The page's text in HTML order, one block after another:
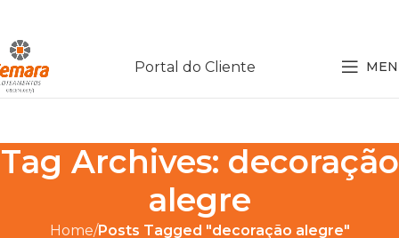
Portal do Cliente
Tag Archives: decoração
alegre
Home Posts Tagged "decoração alegre"